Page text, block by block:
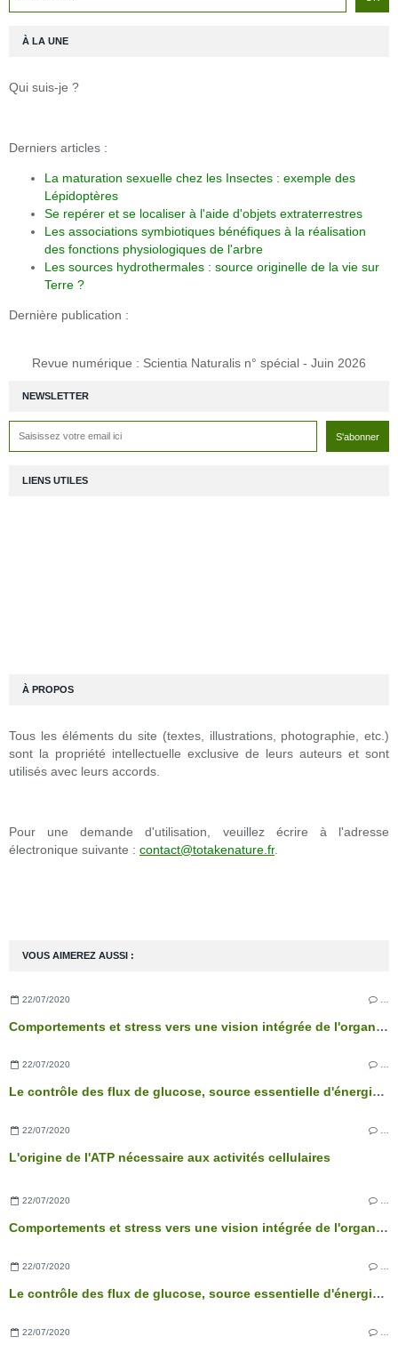
NEWSLETTER
VOUS AIMEREZ AUSSI :
22/07/2020
Comportements et stress vers une vision intégrée de l'organisme
22/07/2020
Le contrôle des flux de glucose, source essentielle d'énergie des cellules
22/07/2020
L'origine de l'ATP nécessaire aux activités cellulaires
22/07/2020 …
Comportements et stress vers une vision intégrée de l'organisme
22/07/2020
Le contrôle des flux de glucose, source essentielle d'énergie des cellules
22/07/2020
À LA UNE
Qui suis-je ?
Derniers articles :
La maturation sexuelle chez les Insectes : exemple des
Lépidoptères
Se repérer et se localiser à l'aide d'objets extraterrestres
Les associations symbiotiques bénéfiques à la réalisation
des fonctions physiologiques de l'arbre
Les sources hydrothermales : source originelle de la vie sur
Terre ?
Dernière publication :
Revue numérique : Scientia Naturalis n° spécial - Juin 2026
LIENS UTILES
À PROPOS
Tous les éléments du site (textes, illustrations, photographie, etc.)
sont la propriété intellectuelle exclusive de leurs auteurs et sont
utilisés avec leurs accords.
Pour une demande d'utilisation, veuillez écrire à l'adresse
électronique suivante : contact@totakenature.fr